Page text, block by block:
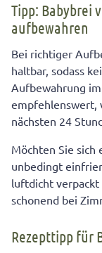
Tipp: Babybrei
aufbewahren
Bei richtiger
haltbar, sodass
Aufbewahrung
empfehlenswert,
nächsten 24
Möchten Sie sich
unbedingt
luftdicht verpackt
schonend bei
Rezepttipp für